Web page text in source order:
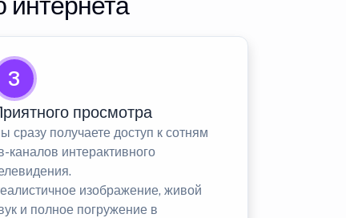
3
просмотра
сразу получаете доступ к сотням
каналов интерактивного
изображение, живой
и полное погружение в